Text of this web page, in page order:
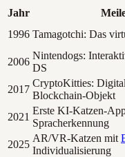
Jahr
1996 Tamagotchi: Das
2006
Nintendogs:
DS
2017
CryptoKitties:
Blockchain-Objekt
2021
Erste KI-Katzen-
Spracherkennung
2025
AR/VR-Katzen mit
Individualisierung